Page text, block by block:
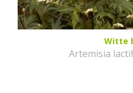
Witte
Artemisia